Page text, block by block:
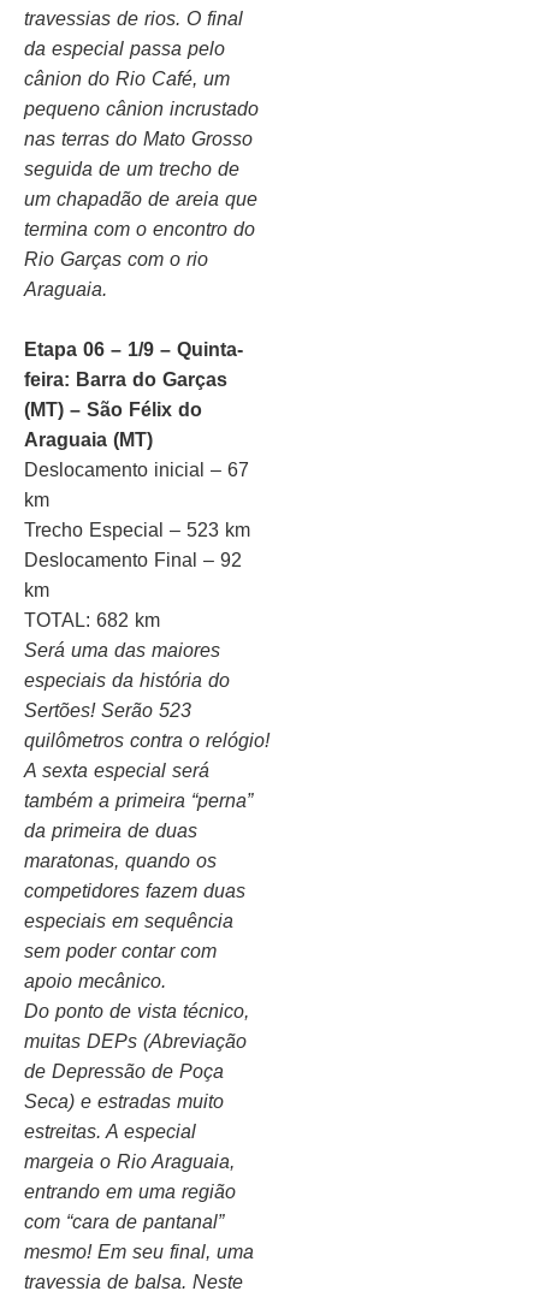
travessias de rios. O final
da especial passa pelo
cânion do Rio Café, um
pequeno cânion incrustado
nas terras do Mato Grosso
seguida de um trecho de
um chapadão de areia que
termina com o encontro do
Rio Garças com o rio
Araguaia.
Etapa 06 – 1/9 – Quinta-
feira: Barra do Garças
(MT) – São Félix do
Araguaia (MT)
Deslocamento inicial – 67
km
Trecho Especial – 523 km
Deslocamento Final – 92
km
TOTAL: 682 km
Será uma das maiores
especiais da história do
Sertões! Serão 523
quilômetros contra o relógio!
A sexta especial será
também a primeira “perna”
da primeira de duas
maratonas, quando os
competidores fazem duas
especiais em sequência
sem poder contar com
apoio mecânico.
Do ponto de vista técnico,
muitas DEPs (Abreviação
de Depressão de Poça
Seca) e estradas muito
estreitas. A especial
margeia o Rio Araguaia,
entrando em uma região
com “cara de pantanal”
mesmo! Em seu final, uma
travessia de balsa. Neste